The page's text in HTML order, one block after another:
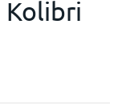
Kolibri